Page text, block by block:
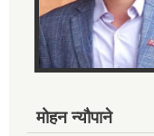
मोहन न्यौपाने